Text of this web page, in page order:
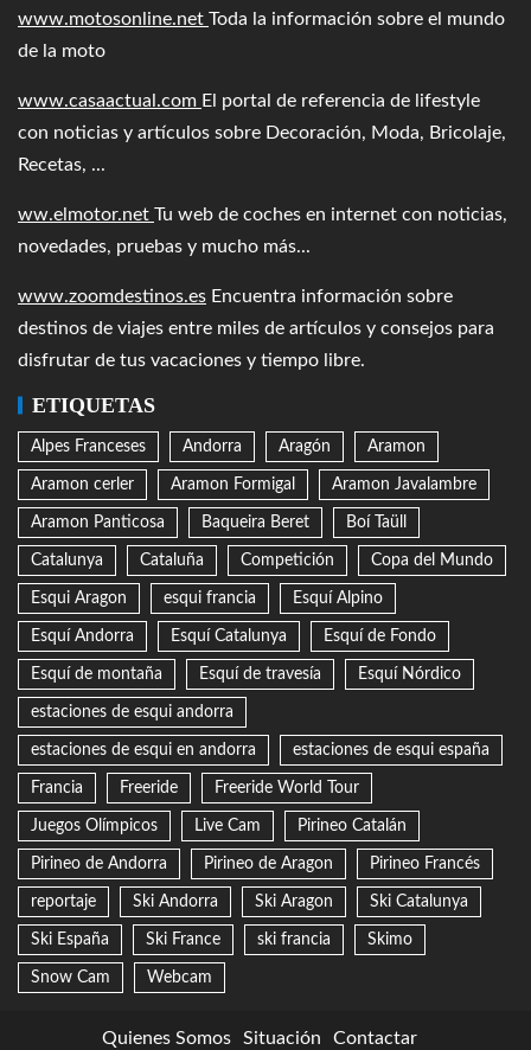
www.motosonline.net Toda la información sobre el mundo
de la moto
www.casaactual.com El portal de referencia de lifestyle
con noticias y artículos sobre Decoración, Moda, Bricolaje,
Recetas, ...
ww.elmotor.net Tu web de coches en internet con noticias,
novedades, pruebas y mucho más...
www.zoomdestinos.es Encuentra información sobre
destinos de viajes entre miles de artículos y consejos para
disfrutar de tus vacaciones y tiempo libre.
ETIQUETAS
Alpes Franceses Andorra Aragón Aramon
Aramon cerler Aramon Formigal Aramon Javalambre
Aramon Panticosa Baqueira Beret Boí Taüll
Catalunya Cataluña Competición Copa del Mundo
Esqui Aragon esqui francia Esquí Alpino
Esquí Andorra Esquí Catalunya Esquí de Fondo
Esquí de montaña Esquí de travesía Esquí Nórdico
estaciones de esqui andorra
estaciones de esqui en andorra estaciones de esqui españa
Francia Freeride Freeride World Tour
Juegos Olímpicos Live Cam Pirineo Catalán
Pirineo de Andorra Pirineo de Aragon Pirineo Francés
reportaje Ski Andorra Ski Aragon Ski Catalunya
Ski España Ski France ski francia Skimo
Snow Cam Webcam
Quienes Somos Situación
Contactar